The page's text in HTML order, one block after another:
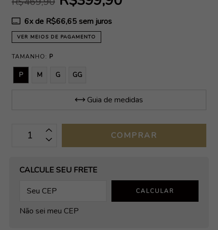
6x de R$66,65 sem juros
VER MEIOS DE PAGAMENTO
TAMANHO: P
P M G GG
Guia de medidas
OPÇÕES DE FRETE
CALCULE SEU FRETE
CALCULAR
Não sei meu CEP